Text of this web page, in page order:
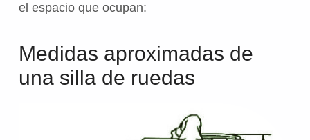
el espacio que ocupan:
Medidas aproximadas de
una silla de ruedas